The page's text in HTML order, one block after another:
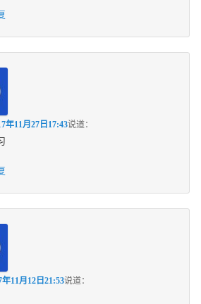
年11月27日17:43说道：
年11月12日21:53说道：